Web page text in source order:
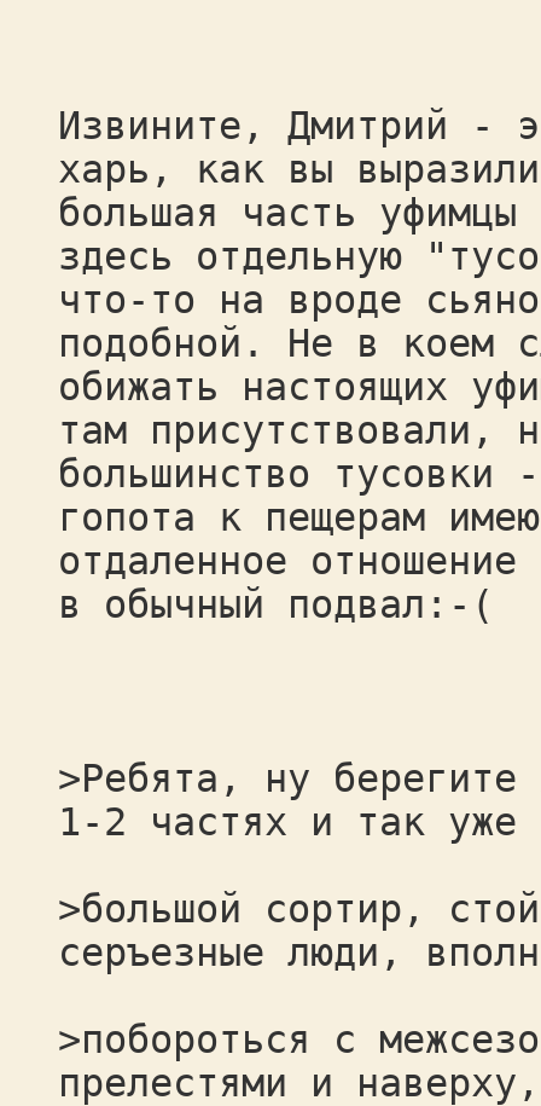
Извините, Дмитрий -
харь, как вы
большая часть
здесь отдельную
что-то на вроде
подобной. Не в коем
обижать настоящих
там присутствовали,
большинство тусовки
гопота к пещерам
отдаленное
в обычный подвал:-(
>Ребята, ну
1-2 частях и так уже
>большой сортир,
серъезные люди,
>побороться с
прелестями и